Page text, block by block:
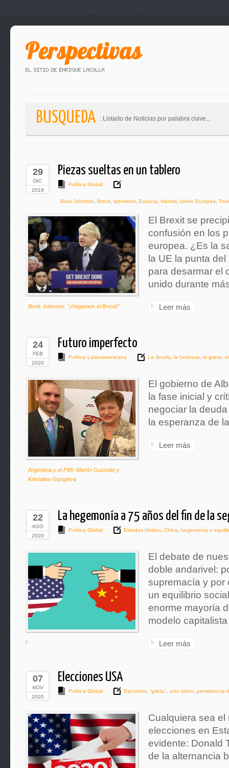
BUSQUEDA : Listado de Noticias por palabra clave...
29
DIC
2019
Piezas sueltas en un tablero
Política Global
Boris Johnson Brexit laborismo Escocia Irlanda Unión Europea
Boris Johnson: "¡Hagamos el Brexit!"
El Brexit se
confusión en los
europea. ¿Es la
la UE la punta
para desarmar el
unido durante
Leer más
24
FEB
2020
Futuro imperfecto
Política Latinoamericana La deuda la herencia la grieta
Argentina y el FMI: Martín Guzmán y
Kristalina Giorgieva
El gobierno de
la fase inicial y
negociar la
la esperanza de
Leer más
22
AGO
2020
La hegemonía a 75 años del fin de la
Política Global Estados Unidos China hegemonía o
El debate de
doble andarivel:
supremacía y por
un equilibrio
enorme mayoría
modelo
Leer más
07
NOV
2020
Elecciones USA
Política Global Escrutinio “grieta” voto latino persistencia
Cualquiera sea
elecciones en
evidente: Donald
de la alternancia